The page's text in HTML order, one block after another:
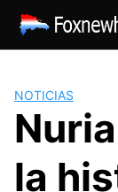
Saltar
contenido
NOTICIAS
la